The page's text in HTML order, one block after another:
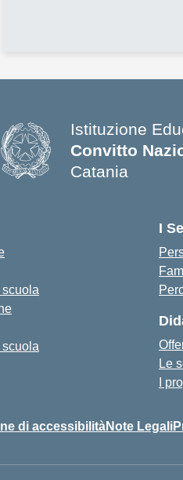
Istituzione
Convitto
Catania
scuola
scuola
I
Le
I
di accessibilitàNote Legali